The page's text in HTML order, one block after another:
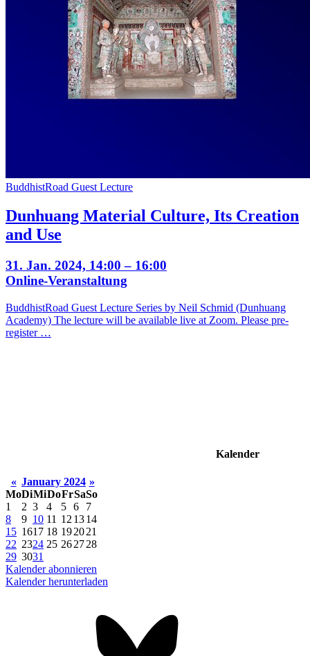
BuddhistRoad Guest Lecture
Dunhuang Material Culture, Its Creation
and Use
31. Jan. 2024, 14:00 – 16:00
Online-Veranstaltung
BuddhistRoad Guest Lecture Series by Neil Schmid (Dunhuang
Academy) The lecture will be available live at Zoom. Please pre-
register …
Kalender
« January 2024 »
MoDiMiDoFrSaSo
1
2 3 4 5 6
7
8
9 10 11 12 1314
15 1617 18 192021
22 2324 25 262728
29 3031
Kalender abonnieren
Kalender herunterladen